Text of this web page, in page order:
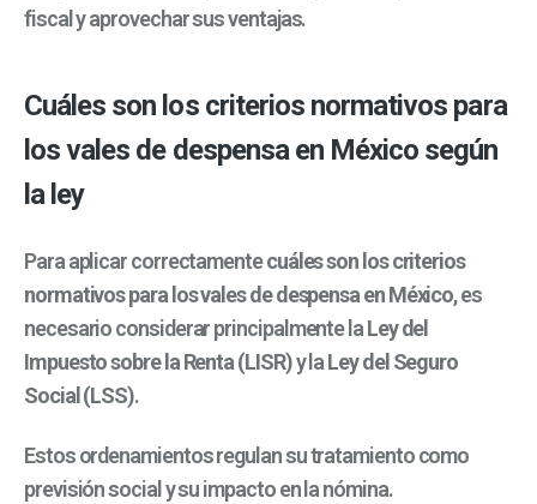
fiscal y aprovechar sus ventajas.
Cuáles son los criterios normativos para
los vales de despensa en México según
la ley
Para aplicar correctamentecuáles son los criterios
normativos para los vales de despensa en México, es
necesario considerar principalmente laLey del
Impuesto sobre la Renta (LISR)y laLey del Seguro
Social (LSS).
Estos ordenamientos regulan su tratamiento como
previsión social y su impacto en la nómina.